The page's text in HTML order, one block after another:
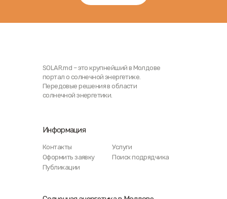
SOLAR.md – это крупнейший в Молдове
портал о солнечной энергетике.
Передовые решения в области
солнечной энергетики.
Информация
Контакты
Услуги
Оформить заявку
Поиск подрядчика
Публикации